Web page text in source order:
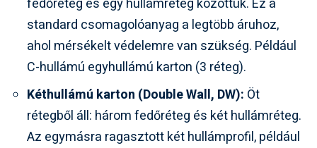
fedőréteg és egy hullámréteg közöttük. Ez a
standard csomagolóanyag a legtöbb áruhoz,
ahol mérsékelt védelemre van szükség. Például
C-hullámú egyhullámú karton (3 réteg).
Kéthullámú karton (Double Wall, DW): Öt
rétegből áll: három fedőréteg és két hullámréteg.
Az egymásra ragasztott két hullámprofil, például